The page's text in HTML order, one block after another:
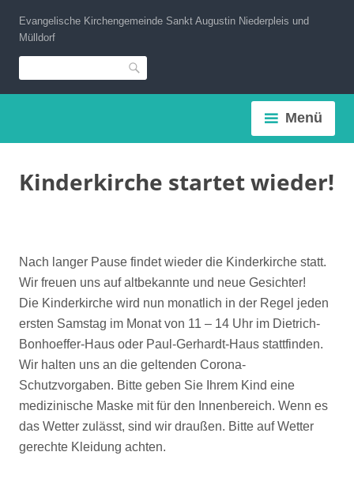
Inhalt
springen
Evangelische Kirchengemeinde Sankt Augustin Niederpleis und
Mülldorf
Suche
Menü
Kinderkirche startet wieder!
Nach langer Pause findet wieder die Kinderkirche statt.
Wir freuen uns auf altbekannte und neue Gesichter!
Die Kinderkirche wird nun monatlich in der Regel jeden
ersten Samstag im Monat von 11 – 14 Uhr im Dietrich-
Bonhoeffer-Haus oder Paul-Gerhardt-Haus stattfinden.
Wir halten uns an die geltenden Corona-
Schutzvorgaben. Bitte geben Sie Ihrem Kind eine
medizinische Maske mit für den Innenbereich. Wenn es
das Wetter zulässt, sind wir draußen. Bitte auf Wetter
gerechte Kleidung achten.